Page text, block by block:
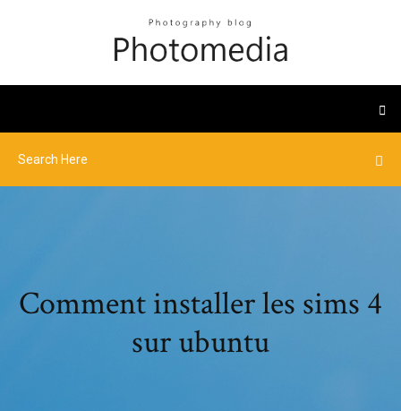
Comment installer les sims 4
sur ubuntu